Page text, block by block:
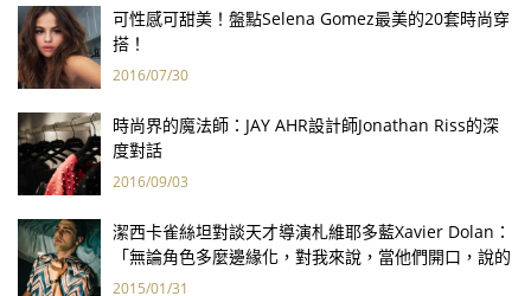
可性感可甜美！盤點Selena Gomez最美的20套時尚穿
搭！
2016/07/30
時尚界的魔法師：JAY AHR設計師Jonathan Riss的深
度對話
2016/09/03
潔西卡雀絲坦對談天才導演札維耶多藍Xavier Dolan：
「無論角色多麼邊緣化，對我來說，當他們開口，說的
都是我心裡的話。」
2015/01/31